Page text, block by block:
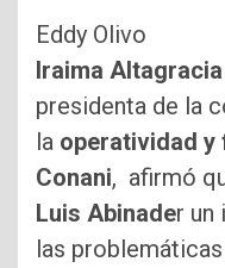
Eddy Olivo
Iraima
presidenta de la
la operatividad y
Conani, afirmó
Luis Abinader un
las